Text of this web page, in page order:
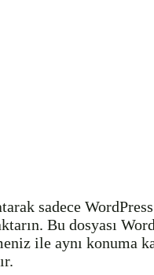
sadece WordPress
Bu dosyası
ile aynı konuma